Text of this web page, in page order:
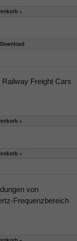
Freight Cars
von
Frequenzbereich